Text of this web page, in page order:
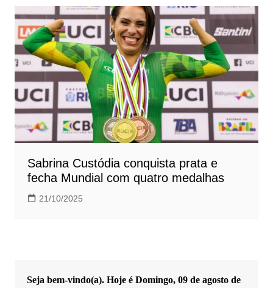
Sabrina Custódia conquista prata e
fecha Mundial com quatro medalhas
21/10/2025
Seja bem-vindo(a). Hoje é Domingo, 09 de agosto de